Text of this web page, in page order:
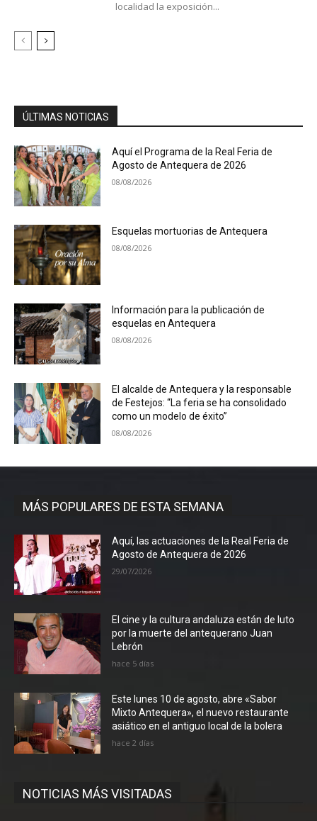
localidad la exposición...
ÚLTIMAS NOTICIAS
Aquí el Programa de la Real Feria de
Agosto de Antequera de 2026
08/08/2026
Esquelas mortuorias de Antequera
08/08/2026
Información para la publicación de
esquelas en Antequera
08/08/2026
El alcalde de Antequera y la responsable
de Festejos: “La feria se ha consolidado
como un modelo de éxito”
08/08/2026
MÁS POPULARES DE ESTA SEMANA
Aquí, las actuaciones de la Real Feria de
Agosto de Antequera de 2026
29/07/2026
El cine y la cultura andaluza están de luto
por la muerte del antequerano Juan
Lebrón
hace 5 días
Este lunes 10 de agosto, abre «Sabor
Mixto Antequera», el nuevo restaurante
asiático en el antiguo local de la bolera
hace 2 días
NOTICIAS MÁS VISITADAS